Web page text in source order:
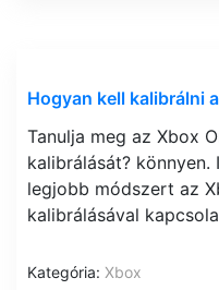
Hogyan kell kalibrálni
Tanulja meg az Xbox
kalibrálását?
legjobb módszert az
kalibrálásával
Kategória: Xbox